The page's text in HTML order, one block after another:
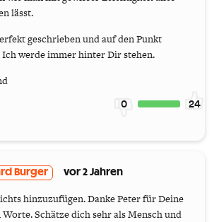
lässt.
geschrieben und auf den Punkt
werde immer hinter Dir stehen.
0 24
Burger vor 2 Jahren
hinzuzufügen. Danke Peter für Deine
Schätze dich sehr als Mensch und